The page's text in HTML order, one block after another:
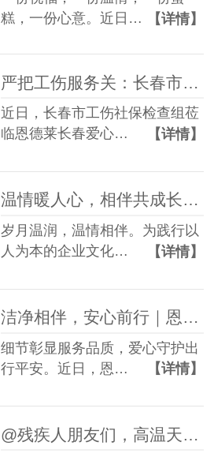
糕，一份心意。近日…
【详情】
严把工伤服务关：长春市社保检查组赴恩德莱爱心店督导档案工作
近日，长春市工伤社保检查组莅
临恩德莱长春爱心…
【详情】
温情暖人心，相伴共成长——恩德莱邢台爱心店举办员工生日会
岁月温润，温情相伴。为践行以
人为本的企业文化…
【详情】
洁净相伴，安心前行｜恩德莱邯郸爱心店常态化开展轮椅养护服务
细节彰显服务品质，爱心守护出
行平安。近日，恩…
【详情】
@残疾人朋友们，高温天气防暑科普指南请查收~